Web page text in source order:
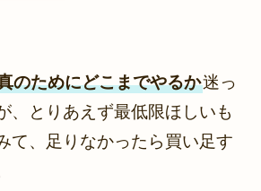
のためにどこまでやるか迷っ
、とりあえず最低限ほしいも
て、足りなかったら買い足す